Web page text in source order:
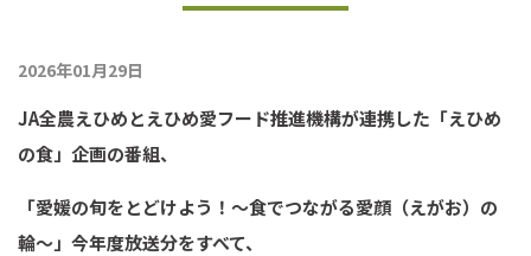
2026年01月29日
JA全農えひめとえひめ愛フード推進機構が連携した「えひめ
の食」企画の番組、
「愛媛の旬をとどけよう！～食でつながる愛顔（えがお）の
輪～」今年度放送分をすべて、